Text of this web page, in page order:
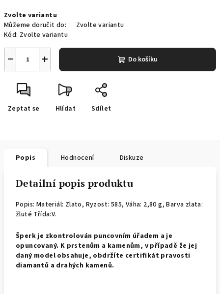
cena:
Zvolte variantu
Můžeme doručit do:
Zvolte variantu
Kód: Zvolte variantu
+
− Do košíku
Zeptat se Hlídat Sdílet
Popis Hodnocení Diskuze
Detailní popis produktu
Popis: Materiál: Zlato, Ryzost: 585, Váha: 2,80 g, Barva zlata:
žluté Třída:V.
Šperk je zkontrolován puncovním úřadem a je
opuncovaný. K prstenům a kamenům, v případě že jej
daný model obsahuje, obdržíte certifikát pravosti
diamantů a drahých kamenů.